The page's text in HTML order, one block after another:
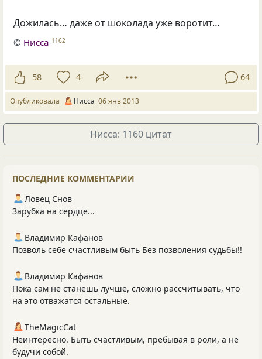
Дожилась… даже от шоколада уже воротит…
© Нисса 1162
58 4 64
Опубликовала Нисса 06 янв 2013
Нисса: 1160 цитат
ПОСЛЕДНИЕ КОММЕНТАРИИ
Ловец Снов
Зарубка на сердце...
Владимир Кафанов
Позволь себе счастливым быть Без позволения судьбы!!
Владимир Кафанов
Пока сам не станешь лучше, сложно рассчитывать, что
на это отважатся остальные.
TheMagicCat
Неинтересно. Быть счастливым, пребывая в роли, а не
будучи собой.